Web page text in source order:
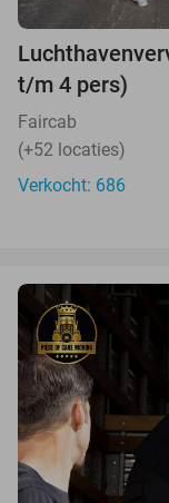
t/m 4 pers)
Faircab
(+52 locaties)
Verkocht: 686